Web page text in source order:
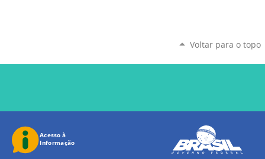
Voltar para o topo